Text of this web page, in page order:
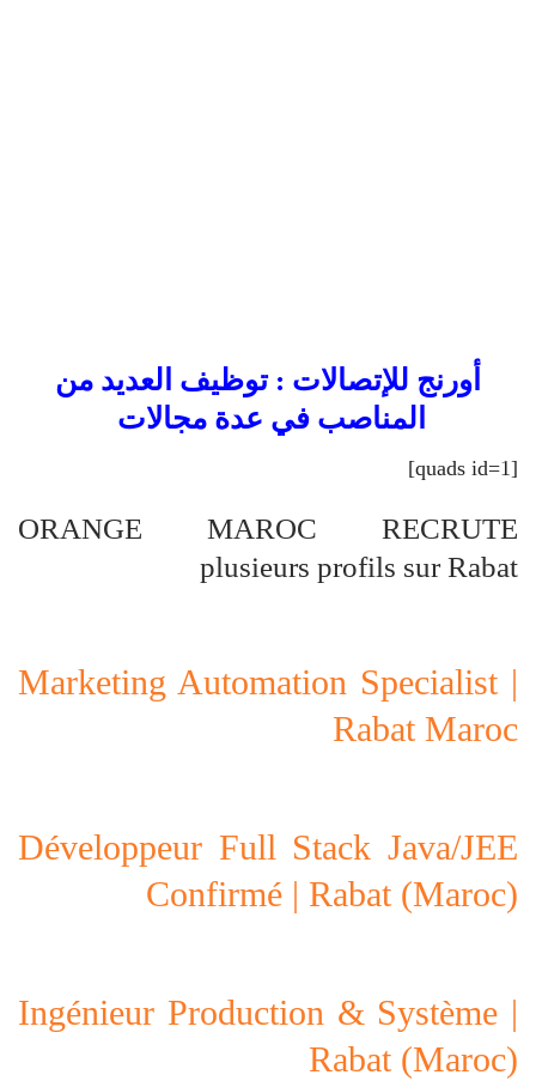
أورنج للإتصالات : توظيف العديد من
المناصب في عدة مجالات
[quads id=1]
ORANGE MAROC RECRUTE
plusieurs profils sur Rabat
Marketing Automation Specialist |
Rabat Maroc
Développeur Full Stack Java/JEE
Confirmé | Rabat (Maroc)
Ingénieur Production & Système |
Rabat (Maroc)